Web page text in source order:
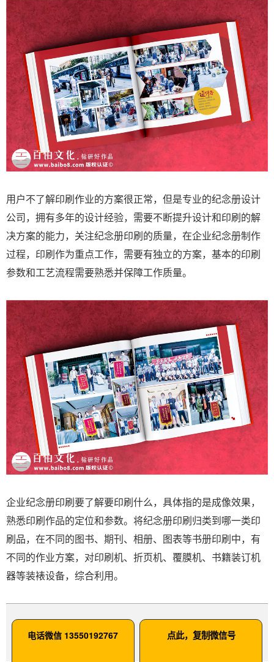
用户不了解印刷作业的方案很正常，但是专业的纪念册设计
公司，拥有多年的设计经验，需要不断提升设计和印刷的解
决方案的能力，关注纪念册印刷的质量，在企业纪念册制作
过程，印刷作为重点工作，需要有独立的方案，基本的印刷
参数和工艺流程需要熟悉并保障工作质量。
企业纪念册印刷要了解要印刷什么，具体指的是成像效果，
熟悉印刷作品的定位和参数。将纪念册印刷归类到哪一类印
刷品，在不同的图书、期刊、相册、图表等书册印刷中，有
不同的作业方案，对印刷机、折页机、覆膜机、书籍装订机
器等装裱设备，综合利用。
电话微信 13550192767 点此，复制微信号